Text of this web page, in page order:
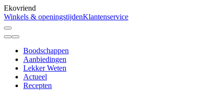
Ekovriend
Winkels & openingstijdenKlantenservice
Boodschappen
Aanbiedingen
Lekker Weten
Actueel
Recepten